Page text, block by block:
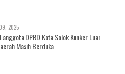
2025
anggota DPRD Kota Solok Kunker Luar
Masih Berduka